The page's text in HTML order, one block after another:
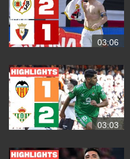
03:06
03:03